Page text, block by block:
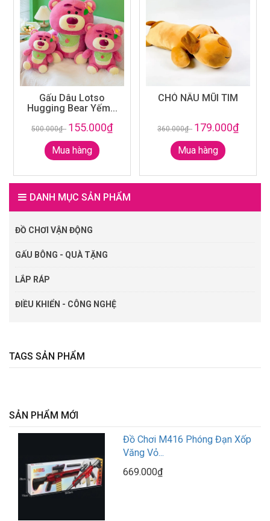
Gấu Dâu Lotso
Hugging Bear Yếm...
500.000₫- 155.000₫
Mua hàng
CHÓ NÂU MŨI TIM
360.000₫- 179.000₫
Mua hàng
DANH MỤC SẢN PHẨM
ĐỒ CHƠI VẬN ĐỘNG
GẤU BÔNG - QUÀ TẶNG
LẮP RÁP
ĐIỀU KHIỂN - CÔNG NGHỆ
TAGS SẢN PHẨM
SẢN PHẨM MỚI
Đồ Chơi M416 Phóng Đạn Xốp
Văng Vỏ...
669.000₫